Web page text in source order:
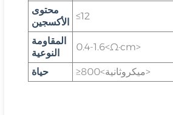
محتوى
الأكسجين
≤12
المقاومة
النوعية
0.4-1.6<Ω·cm>
حياة ≥800<ميكروثانية>